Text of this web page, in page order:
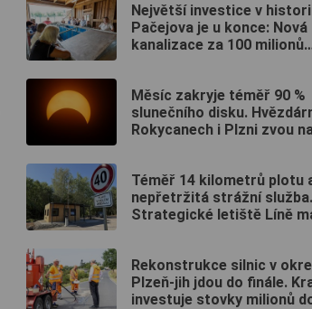
Největší investice v
Pačejova je u konce: Nová
kanalizace za 100 milionů
Měsíc zakryje téměř 90 %
slunečního disku.
Rokycanech i Plzni zvou
Téměř 14 kilometrů plotu
nepřetržitá strážní služba.
Strategické letiště Líně
Rekonstrukce silnic v
Plzeň-jih jdou do finále.
investuje stovky milionů